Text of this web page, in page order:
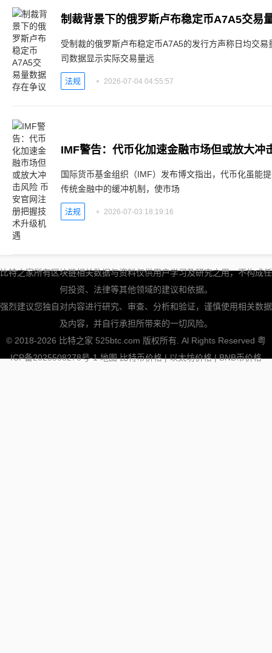
制裁背景下的俄罗斯卢布稳定币A7A5交易
受制裁的俄罗斯卢布稳定币A7A5的发行方声称日均交
司数据显示实际交易量远
法规 2026-07-04 04:55:57
国际货币基金组织（IMF）发布博文指出，代币化虽能
传统金融中的缓冲机制，使市场
法规 2026-07-03 18:19:16
比特之家所有区块链相关数据与资料仅供用户学习及研究之用，不构成任
何投资、法律等其他领域的建议和依据。
强烈建议您独自对内容进行研究、审查、分析和验证，谨慎使用相关数据
及内容，并自行承担所带来的一切风险。
© 2018-2026 比特之家 525btc.com 版权所有. Al Rights Reserved 粤
ICP备2025508278号-1 地图 比特币价格|以太坊价格|BNB币价格